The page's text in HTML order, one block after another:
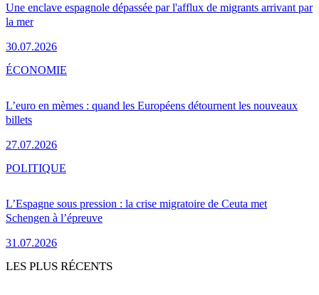
Une enclave espagnole dépassée par l'afflux de migrants arrivant par
la mer
30.07.2026
L’euro en mèmes : quand les Européens détournent les nouveaux
billets
27.07.2026
ÉCONOMIE
L’Espagne sous pression : la crise migratoire de Ceuta met
Schengen à l’épreuve
31.07.2026
POLITIQUE
LES PLUS RÉCENTS